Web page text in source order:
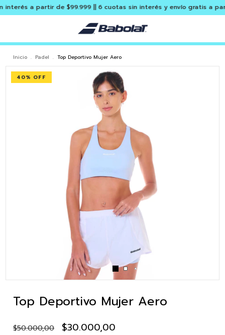
a partir de $99.999 || 6 cuotas sin interés y envío gratis a partir
Inicio . Padel . Top Deportivo Mujer Aero
40% OFF
Top Deportivo Mujer Aero
$50.000,00 $30.000,00